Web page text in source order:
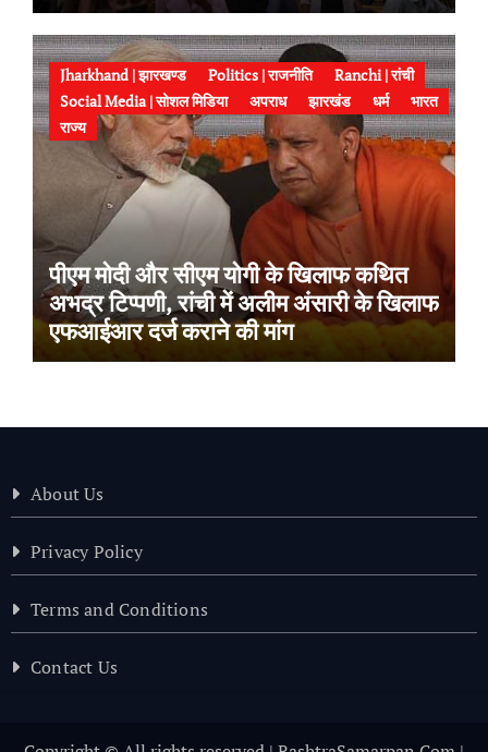
Jharkhand | झारखण्ड Politics | राजनीति
Ranchi | रांची
Social Media | सोशल मिडिया
अपराध झारखंड धर्म
भारत
राज्य
पीएम मोदी और सीएम योगी के खिलाफ कथित
अभद्र टिप्पणी, रांची में अलीम अंसारी के खिलाफ
एफआईआर दर्ज कराने की मांग
About Us
Privacy Policy
Terms and Conditions
Contact Us